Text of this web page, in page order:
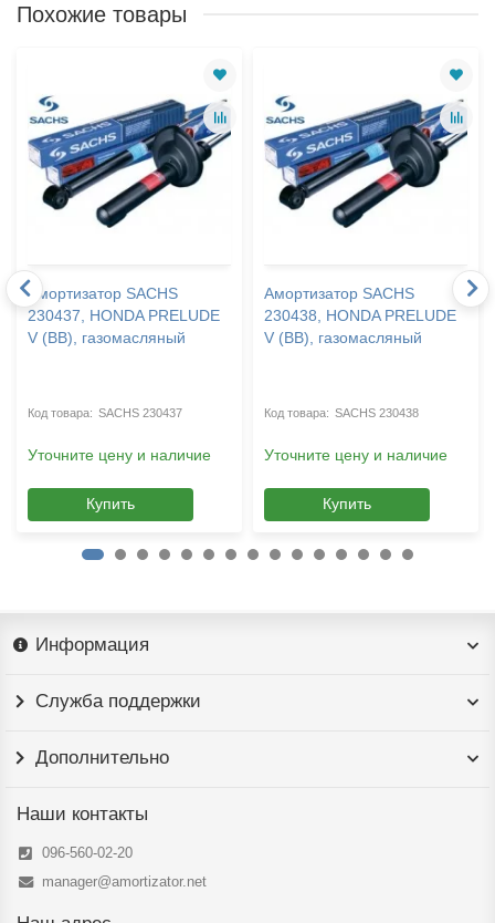
Похожие товары
Амортизатор SACHS
230437, HONDA PRELUDE
V (BB), газомасляный
SACHS 230437
Уточните цену и наличие
Купить
Амортизатор SACHS
230438, HONDA PRELUDE
V (BB), газомасляный
SACHS 230438
Уточните цену и наличие
Купить
Информация
Служба поддержки
Дополнительно
Наши контакты
096-560-02-20
manager@amortizator.net